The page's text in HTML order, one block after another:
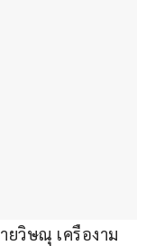
ยวิษณุ เครืองาม